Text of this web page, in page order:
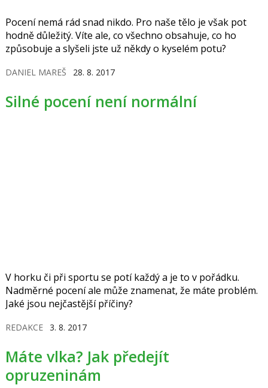
Pocení nemá rád snad nikdo. Pro naše tělo je však pot
hodně důležitý. Víte ale, co všechno obsahuje, co ho
způsobuje a slyšeli jste už někdy o kyselém potu?
DANIEL MAREŠ 28. 8. 2017
Silné pocení není normální
V horku či při sportu se potí každý a je to v pořádku.
Nadměrné pocení ale může znamenat, že máte problém.
Jaké jsou nejčastější příčiny?
REDAKCE 3. 8. 2017
Máte vlka? Jak předejít
opruzeninám